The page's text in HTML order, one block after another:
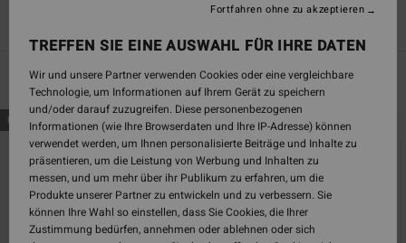
Filtern & Sortieren 9Ergebnisse
Direkt
zu
Filterkriterien
springen
Überspringen
und
filtern
BRANDNEU BRANDNEU
TREFFEN SIE EINE AUSWAHL FÜR IHRE DATEN
Wir und unsere Partner verwenden Cookies oder eine vergleichbare
Technologie, um Informationen auf Ihrem Gerät zu speichern
und/oder darauf zuzugreifen. Diese personenbezogenen
Informationen (wie Ihre Browserdaten und Ihre IP-Adresse) können
verwendet werden, um Ihnen personalisierte Beiträge und Inhalte zu
präsentieren, um die Leistung von Werbung und Inhalten zu
messen, und um mehr über ihr Publikum zu erfahren, um die
Produkte unserer Partner zu entwickeln und zu verbessern. Sie
können Ihre Wahl so einstellen, dass Sie Cookies, die Ihrer
Zustimmung bedürfen, annehmen oder ablehnen oder sich
Fortfahren ohne zu akzeptieren